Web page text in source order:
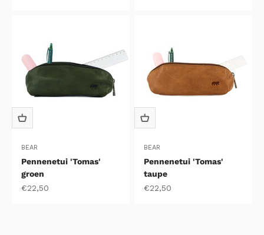
BEAR
Pennenetui 'Tomas'
groen
Aanbiedingsprijs
€22,50
BEAR
Pennenetui 'Tomas'
taupe
Aanbiedingsprijs
€22,50